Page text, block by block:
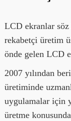
LCD ekranlar söz
rekabetçi üretim
önde gelen LCD
2007 yılından
üretiminde
uygulamalar için
üretme